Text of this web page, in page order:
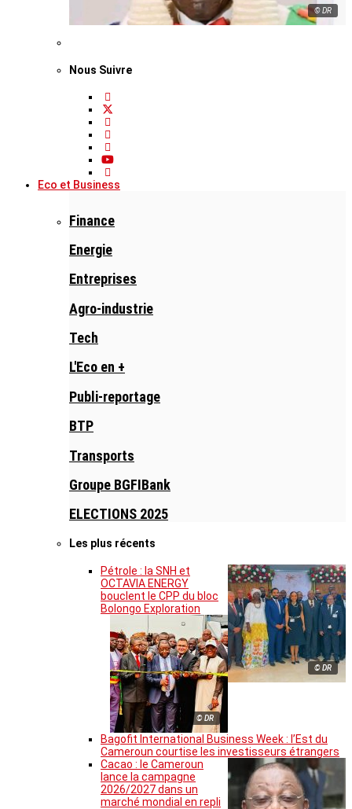
© DR
Nous Suivre
Eco et Business
Finance
Energie
Entreprises
Agro-industrie
Tech
L'Eco en +
Publi-reportage
BTP
Transports
Groupe BGFIBank
ELECTIONS 2025
Les plus récents
© DR
Pétrole : la SNH et
OCTAVIA ENERGY
bouclent le CPP du bloc
Bolongo Exploration
© DR
Bagofit International Business Week : l’Est du
Cameroun courtise les investisseurs étrangers
Cacao : le Cameroun
lance la campagne
2026/2027 dans un
marché mondial en repli